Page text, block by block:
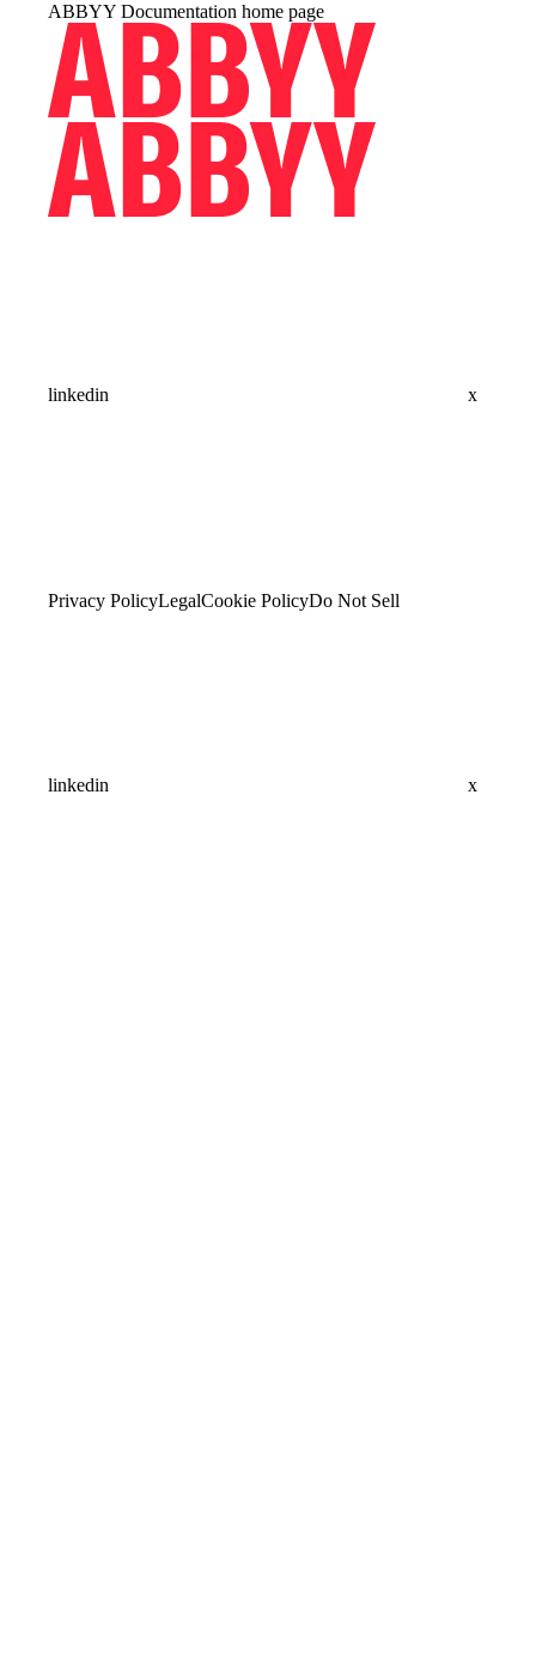
ABBYY Documentation home page
linkedin x
Privacy PolicyLegalCookie PolicyDo Not Sell
linkedin x